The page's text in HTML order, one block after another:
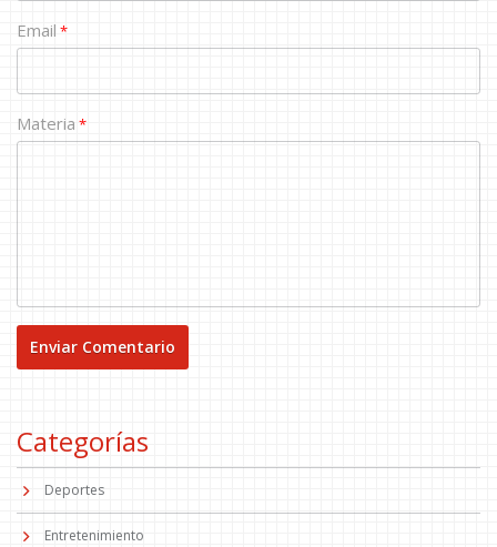
Email *
Materia *
Categorías
Deportes
Entretenimiento